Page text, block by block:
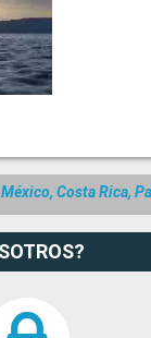
Costa Rica,